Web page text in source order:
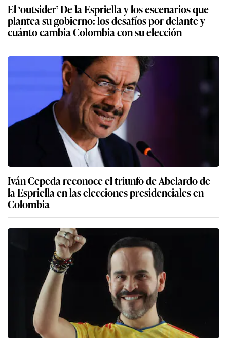
El ‘outsider’ De la Espriella y los escenarios que
plantea su gobierno: los desafíos por delante y
cuánto cambia Colombia con su elección
Iván Cepeda reconoce el triunfo de Abelardo de
la Espriella en las elecciones presidenciales en
Colombia